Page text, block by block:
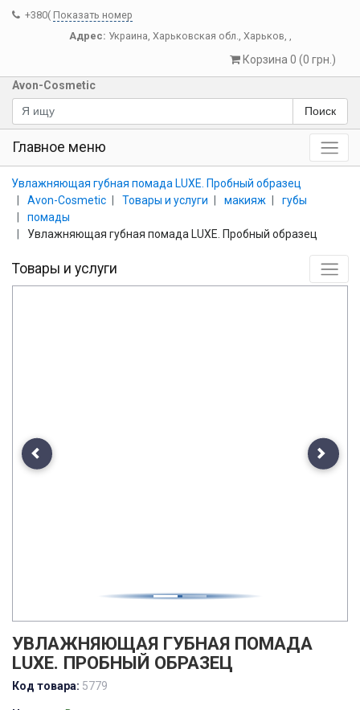
+380( Показать номер
Адрес: Украина, Харьковская обл., Харьков, ,
Корзина 0 (0 грн.)
Avon-Cosmetic
Поиск
Главное меню
Увлажняющая губная помада LUXE. Пробный образец
Avon-Cosmetic
Товары и услуги макияж
губы
помады
Увлажняющая губная помада LUXE. Пробный образец
Товары и услуги
Previous Next
УВЛАЖНЯЮЩАЯ ГУБНАЯ ПОМАДА
LUXE. ПРОБНЫЙ ОБРАЗЕЦ
Код товара: 5779